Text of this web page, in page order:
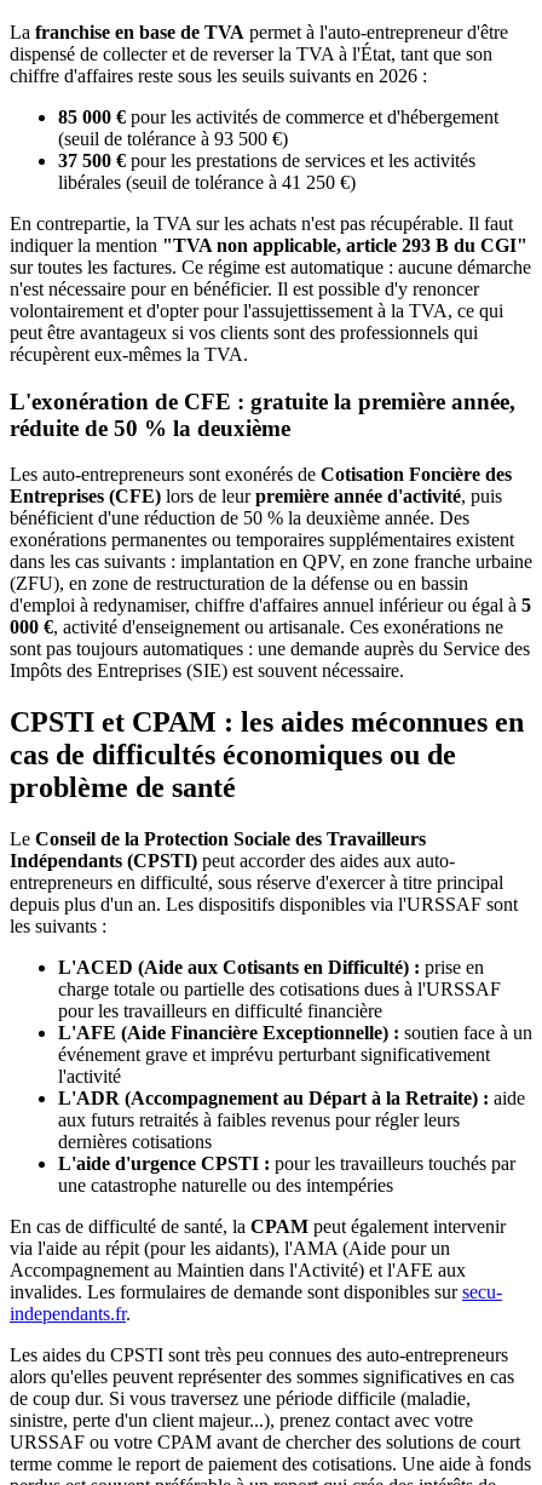
La franchise en base de TVA permet à l'auto-entrepreneur d'être
dispensé de collecter et de reverser la TVA à l'État, tant que son
chiffre d'affaires reste sous les seuils suivants en 2026 :
85 000 € pour les activités de commerce et d'hébergement
(seuil de tolérance à 93 500 €)
37 500 € pour les prestations de services et les activités
libérales (seuil de tolérance à 41 250 €)
En contrepartie, la TVA sur les achats n'est pas récupérable. Il faut
indiquer la mention "TVA non applicable, article 293 B du CGI"
sur toutes les factures. Ce régime est automatique : aucune démarche
n'est nécessaire pour en bénéficier. Il est possible d'y renoncer
volontairement et d'opter pour l'assujettissement à la TVA, ce qui
peut être avantageux si vos clients sont des professionnels qui
récupèrent eux-mêmes la TVA.
L'exonération de CFE : gratuite la première année,
réduite de 50 % la deuxième
Les auto-entrepreneurs sont exonérés de Cotisation Foncière des
Entreprises (CFE) lors de leurpremière année d'activité, puis
bénéficient d'une réduction de 50 % la deuxième année. Des
exonérations permanentes ou temporaires supplémentaires existent
dans les cas suivants : implantation en QPV, en zone franche urbaine
(ZFU), en zone de restructuration de la défense ou en bassin
d'emploi à redynamiser, chiffre d'affaires annuel inférieur ou égal à 5
000 €, activité d'enseignement ou artisanale. Ces exonérations ne
sont pas toujours automatiques : une demande auprès du Service des
Impôts des Entreprises (SIE) est souvent nécessaire.
CPSTI et CPAM : les aides méconnues en
cas de difficultés économiques ou de
problème de santé
Le Conseil de la Protection Sociale des Travailleurs
Indépendants (CPSTI) peut accorder des aides aux auto-
entrepreneurs en difficulté, sous réserve d'exercer à titre principal
depuis plus d'un an. Les dispositifs disponibles via l'URSSAF sont
les suivants :
L'ACED (Aide aux Cotisants en Difficulté) : prise en
charge totale ou partielle des cotisations dues à l'URSSAF
pour les travailleurs en difficulté financière
L'AFE (Aide Financière Exceptionnelle) : soutien face à un
événement grave et imprévu perturbant significativement
l'activité
L'ADR (Accompagnement au Départ à la Retraite) : aide
aux futurs retraités à faibles revenus pour régler leurs
dernières cotisations
L'aide d'urgence CPSTI : pour les travailleurs touchés par
une catastrophe naturelle ou des intempéries
En cas de difficulté de santé, la CPAM peut également intervenir
via l'aide au répit (pour les aidants), l'AMA (Aide pour un
Accompagnement au Maintien dans l'Activité) et l'AFE aux
invalides. Les formulaires de demande sont disponibles sursecu-
independants.fr.
Les aides du CPSTI sont très peu connues des auto-entrepreneurs
alors qu'elles peuvent représenter des sommes significatives en cas
de coup dur. Si vous traversez une période difficile (maladie,
sinistre, perte d'un client majeur...), prenez contact avec votre
URSSAF ou votre CPAM avant de chercher des solutions de court
terme comme le report de paiement des cotisations. Une aide à fonds